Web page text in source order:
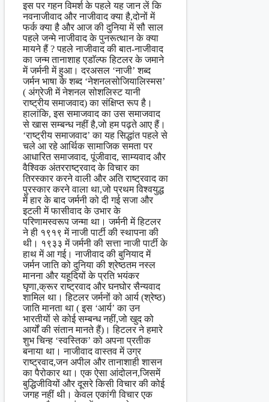
इस पर गहन विमर्श के पहले यह जान लें कि
नवनाजीवाद और नाजीवाद क्या है,दोनों में
फर्क क्या है और आज की दुनिया में सौ साल
पहले जन्मे नाजीवाद के पुनरूत्थान के क्या
मायने हैं ? पहले नाजीवाद की बात-नाजीवाद
का जन्म तानाशाह एडाॅल्फ हिटलर के जमाने
में जर्मनी में हुआ। दरअसल ‘नाजी’ शब्द
जर्मन भाषा के शब्द ‘नेशनलसोजियालिस्मस’
( अंग्रेजी में नेशनल सोशलिस्ट यानी
राष्ट्रीय समाजवाद) का संक्षिप्त रूप है।
हालांकि, इस समाजवाद का उस समाजवाद
से खास सम्बन्ध नहीं है,जो हम पढ़ते आए हैं।
‘राष्ट्रीय समाजवाद’ का यह सिद्धांत पहले से
चले आ रहे आर्थिक सामाजिक समता पर
आधारित समाजवाद, पूंजीवाद, साम्यवाद और
वैश्विक अंतरराष्ट्रवाद के विचार का
तिरस्कार करने वाली और अति राष्ट्रवाद का
पुरस्कार करने वाला था,जो प्रथम विश्वयुद्ध
में हार के बाद जर्मनी को दी गई सजा और
इटली में फासीवाद के उभार के
परिणामस्वरूप जन्मा था। जर्मनी में हिटलर
ने ही १९१९ में नाजी पार्टी की स्थापना की
थी। १९३३ में जर्मनी की सत्ता नाजी पार्टी के
हाथ में आ गई। नाजीवाद की बुनियाद में
जर्मन जाति को दुनिया की श्रेष्ठतम नस्ल
मानना और यहूदियों के प्रति भयंकर
घृणा,क्रूर राष्ट्रवाद और घनघोर सैन्यवाद
शामिल था। हिटलर जर्मनों को आर्य (श्रेष्ठ)
जाति मानता था ( इस ‘आर्य’ का उन
भारतीयों से कोई सम्बन्ध नहीं,जो खुद को
आर्यों की संतान मानते हैं)। हिटलर ने हमारे
शुभ चिन्ह ‘स्वस्तिक’ को अपना प्रतीक
बनाया था। नाजीवाद वास्तव में उग्र
राष्ट्रवाद,जन अपील और तानाशाही शासन
का पैरोकार था। एक ऐसा आंदोलन,जिसमें
बुद्धिजीवियों और दूसरे किसी विचार की कोई
जगह नहीं थी। केवल एकांगी विचार एक